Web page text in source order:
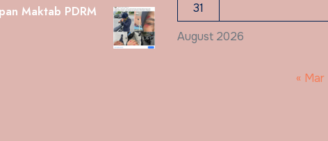
Maktab PDRM
August 2026
31
« Mar